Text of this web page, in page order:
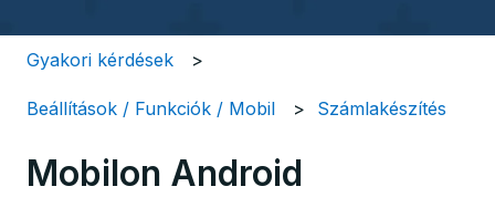
Gyakori kérdések
Beállítások / Funkciók / Mobil Számlakészítés
Mobilon Android